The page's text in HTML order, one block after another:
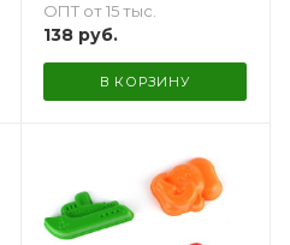
ОПТ от 15 тыс.
138руб.
В КОРЗИНУ